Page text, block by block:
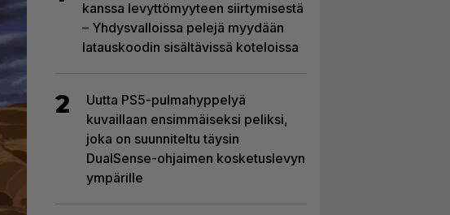
kanssa levyttömyyteen siirtymisestä
– Yhdysvalloissa pelejä myydään
latauskoodin sisältävissä koteloissa
2
Uutta PS5-pulmahyppelyä
kuvaillaan ensimmäiseksi peliksi,
joka on suunniteltu täysin
DualSense-ohjaimen kosketuslevyn
ympärille